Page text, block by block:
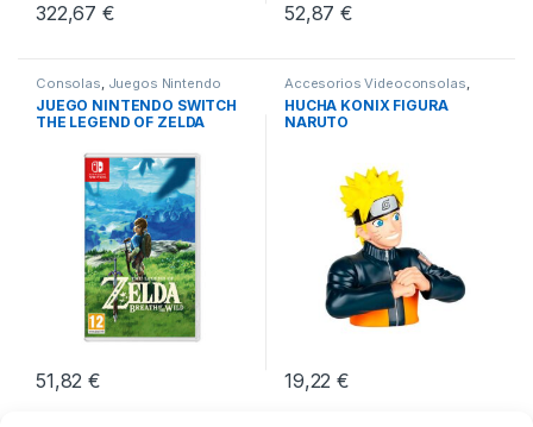
322,67€ 52,87€
Consolas, Juegos Nintendo
Switch, Videoconsolas
JUEGO NINTENDO SWITCH
THE LEGEND OF ZELDA
51,82€
Accesorios Videoconsolas,
Consolas,Videoconsolas
HUCHA KONIX FIGURA
NARUTO
19,22€